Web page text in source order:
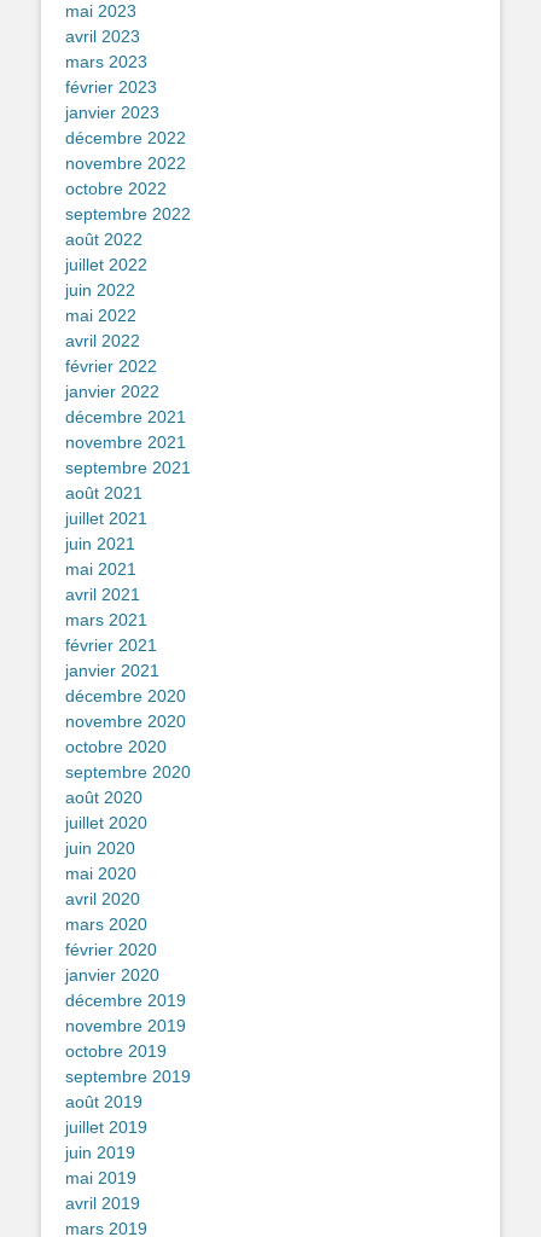
mai 2023
avril 2023
mars 2023
février 2023
janvier 2023
décembre 2022
novembre 2022
octobre 2022
septembre 2022
août 2022
juillet 2022
juin 2022
mai 2022
avril 2022
février 2022
janvier 2022
décembre 2021
novembre 2021
septembre 2021
août 2021
juillet 2021
juin 2021
mai 2021
avril 2021
mars 2021
février 2021
janvier 2021
décembre 2020
novembre 2020
octobre 2020
septembre 2020
août 2020
juillet 2020
juin 2020
mai 2020
avril 2020
mars 2020
février 2020
janvier 2020
décembre 2019
novembre 2019
octobre 2019
septembre 2019
août 2019
juillet 2019
juin 2019
mai 2019
avril 2019
mars 2019